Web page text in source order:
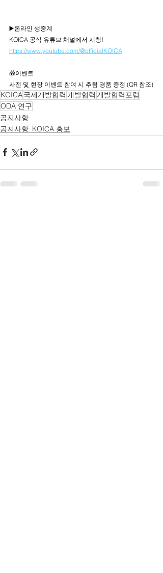
▶️온라인 생중계
KOICA 공식 유튜브 채널에서 시청!
https://www.youtube.com/@officialKOICA
🎁이벤트
사전 및 현장 이벤트 참여 시 추첨 경품 증정 (QR 참조)
KOICA국제개발협력 개발협력 개발협력포럼
ODA 연구
공지사항
공지사항_KOICA 홍보